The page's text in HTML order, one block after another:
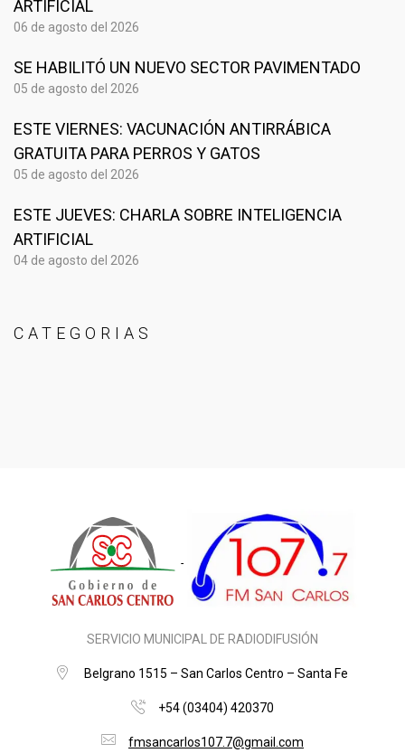
ARTIFICIAL
06 de agosto del 2026
SE HABILITÓ UN NUEVO SECTOR PAVIMENTADO
05 de agosto del 2026
ESTE VIERNES: VACUNACIÓN ANTIRRÁBICA
GRATUITA PARA PERROS Y GATOS
05 de agosto del 2026
ESTE JUEVES: CHARLA SOBRE INTELIGENCIA
ARTIFICIAL
04 de agosto del 2026
CATEGORIAS
SERVICIO MUNICIPAL DE RADIODIFUSIÓN
Belgrano 1515 – San Carlos Centro – Santa Fe
+54 (03404) 420370
fmsancarlos107.7@gmail.com